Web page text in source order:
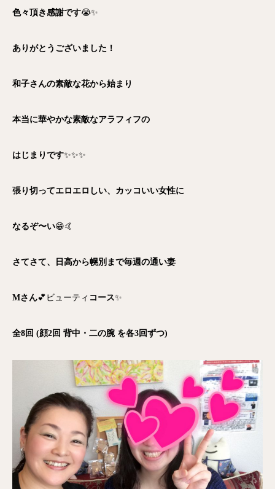
色々頂き感謝です😭✨
ありがとうございました！
和子さんの素敵な花から始まり
本当に華やかな素敵なアラフィフの
はじまりです✨✨✨
張り切ってエロエロしい、カッコいい女性に
なるぞ〜い😁🤙
さてさて、日高から幌別まで毎週の通い妻
Mさん💕ビューティ コース✨
全8回 (顔2回 背中・二の腕 を各3回ずつ)